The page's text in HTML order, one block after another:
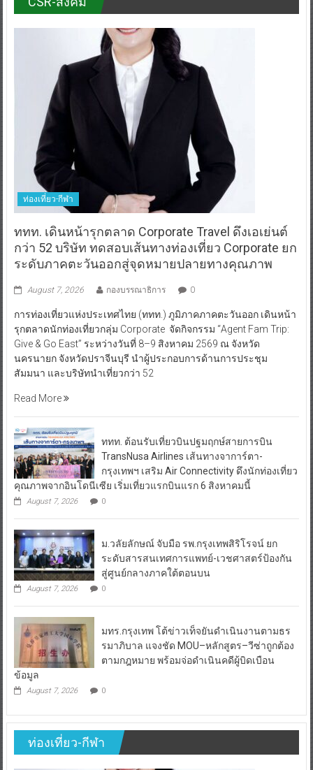
ท่องเที่ยว-กีฬา
ททท. เดินหน้ารุกตลาด Corporate Travel ดึงเอเย่นต์
กว่า 52 บริษัท ทดสอบเส้นทางท่องเที่ยว Corporate ยก
ระดับภาคตะวันออกสู่จุดหมายปลายทางคุณภาพ
August 7, 2026 กองบรรณาธิการ 0
การท่องเที่ยวแห่งประเทศไทย (ททท.) ภูมิภาคภาคตะวันออก เดินหน้า
รุกตลาดนักท่องเที่ยวกลุ่ม Corporate จัดกิจกรรม “Agent Fam Trip:
Give & Go East” ระหว่างวันที่ 8–9 สิงหาคม 2569 ณ จังหวัด
นครนายก จังหวัดปราจีนบุรี นำผู้ประกอบการด้านการประชุม
สัมมนา และบริษัทนำเที่ยวกว่า 52
Read More
ททท. ต้อนรับเที่ยวบินปฐมฤกษ์สายการบิน
TransNusa Airlines เส้นทางจาการ์ตา-
กรุงเทพฯ เสริม Air Connectivity ดึงนักท่องเที่ยว
คุณภาพจากอินโดนีเซีย เริ่มเที่ยวแรกบินแรก 6 สิงหาคมนี้
August 7, 2026 0
ม.วลัยลักษณ์ จับมือ รพ.กรุงเทพสิริโรจน์ ยก
ระดับสารสนเทศการแพทย์-เวชศาสตร์ป้องกัน
สู่ศูนย์กลางภาคใต้ตอนบน
August 7, 2026 0
มทร.กรุงเทพ โต้ข่าวเท็จยันดำเนินงานตามธร
รมาภิบาล แจงชัด MOU–หลักสูตร–วีซ่าถูกต้อง
ตามกฎหมาย พร้อมจ่อดำเนินคดีผู้บิดเบือน
ข้อมูล
August 7, 2026 0
ท่องเที่ยว-กีฬา